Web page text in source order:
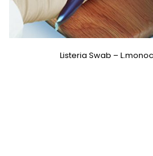
Listeria Swab –